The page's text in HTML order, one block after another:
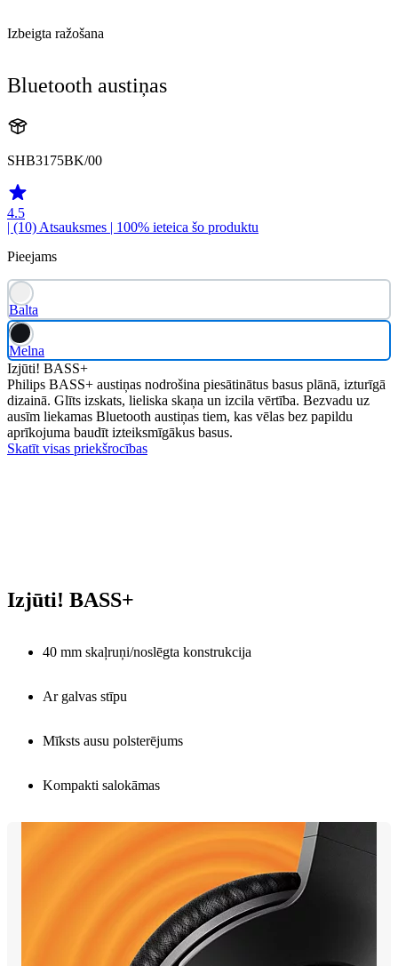
Izbeigta ražošana
Bluetooth austiņas
SHB3175BK/00
4.5
| (10) Atsauksmes | 100% ieteica šo produktu
Pieejams
Balta
Melna
Izjūti! BASS+
Philips BASS+ austiņas nodrošina piesātinātus basus plānā, izturīgā
dizainā. Glīts izskats, lieliska skaņa un izcila vērtība. Bezvadu uz
ausīm liekamas Bluetooth austiņas tiem, kas vēlas bez papildu
aprīkojuma baudīt izteiksmīgākus basus.
Skatīt visas priekšrocības
Izjūti! BASS+
40 mm skaļruņi/noslēgta konstrukcija
Ar galvas stīpu
Mīksts ausu polsterējums
Kompakti salokāmas